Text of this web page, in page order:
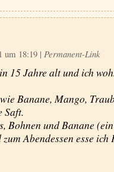
um 18:19 | Permanent-Link
15 Jahre alt und ich
Banane, Mango,
Saft.
Bohnen und Banane
Abendessen esse ich